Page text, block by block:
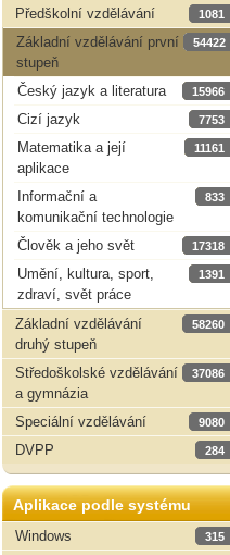
Předškolní vzdělávání
1081
Základní vzdělávání první
stupeň
54422
Český jazyk a literatura 15966
Cizí jazyk 7753
Matematika a její
aplikace
11161
Informační a
komunikační technologie
833
Člověk a jeho svět 17318
Umění, kultura, sport,
zdraví, svět práce
1391
Základní vzdělávání
druhý stupeň
58260
Středoškolské vzdělávání
a gymnázia
37086
Speciální vzdělávání 9080
DVPP 284
Aplikace podle systému
Windows
315